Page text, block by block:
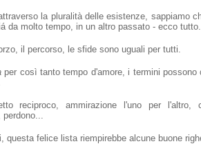
la pluralità delle esistenze, sappiamo
da molto tempo, in un altro passato - ecco tutto.
il percorso, le sfide sono uguali per tutti.
per così tanto tempo d'amore, i termini possono
reciproco, ammirazione l'uno per l'altro,
questa felice lista riempirebbe alcune buone